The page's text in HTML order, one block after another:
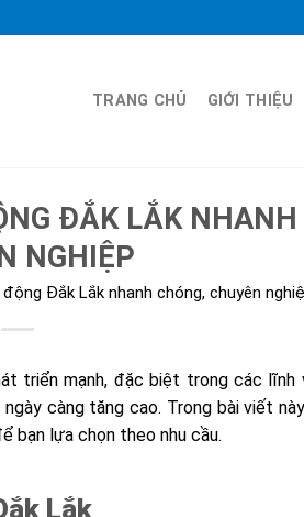
TRANG CHỦ GIỚI THIỆU
ĐẮK LẮK NHANH
NGHIỆP
Đắk Lắk nhanh chóng, chuyên
triển mạnh, đặc biệt trong các lĩnh
càng tăng cao. Trong bài viết
bạn lựa chọn theo nhu cầu.
Lắk